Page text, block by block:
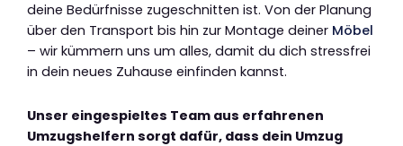
deine Bedürfnisse zugeschnitten ist. Von der Planung
über den Transport bis hin zur Montage deiner Möbel
– wir kümmern uns um alles, damit du dich stressfrei
in dein neues Zuhause einfinden kannst.
Unser eingespieltes Team aus erfahrenen
Umzugshelfern sorgt dafür, dass dein Umzug